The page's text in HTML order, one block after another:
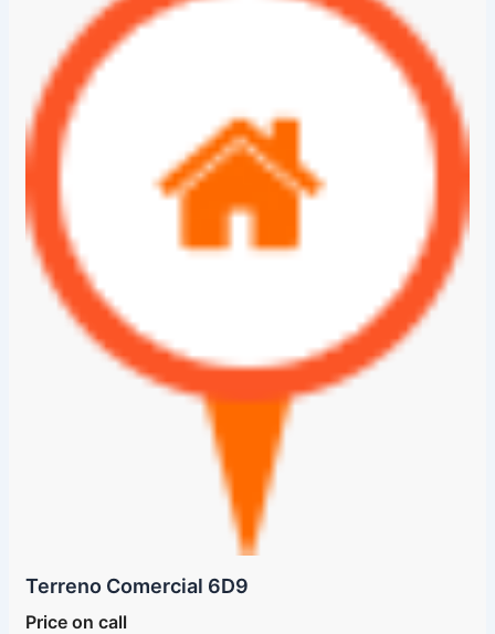
Terreno Comercial 6D9
Price on call